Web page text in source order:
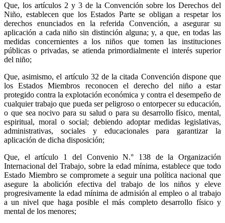
Que, los artículos 2 y 3 de la Convención sobre los Derechos del
Niño, establecen que los Estados Parte se obligan a respetar los
derechos enunciados en la referida Convención, a asegurar su
aplicación a cada niño sin distinción alguna; y, a que, en todas las
medidas concernientes a los niños que tomen las instituciones
públicas o privadas, se atienda primordialmente el interés superior
del niño;
Que, asimismo, el artículo 32 de la citada Convención dispone que
los Estados Miembros reconocen el derecho del niño a estar
protegido contra la explotación económica y contra el desempeño de
cualquier trabajo que pueda ser peligroso o entorpecer su educación,
o que sea nocivo para su salud o para su desarrollo físico, mental,
espiritual, moral o social; debiendo adoptar medidas legislativas,
administrativas, sociales y educacionales para garantizar la
aplicación de dicha disposición;
Que, el artículo 1 del Convenio N.° 138 de la Organización
Internacional del Trabajo, sobre la edad mínima, establece que todo
Estado Miembro se compromete a seguir una política nacional que
asegure la abolición efectiva del trabajo de los niños y eleve
progresivamente la edad mínima de admisión al empleo o al trabajo
a un nivel que haga posible el más completo desarrollo físico y
mental de los menores;